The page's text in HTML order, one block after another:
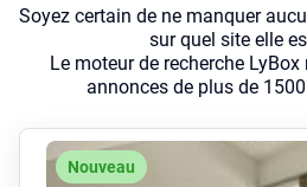
Soyez certain de ne manquer
sur quel site elle
Le moteur de recherche
annonces de plus de
Nouveau